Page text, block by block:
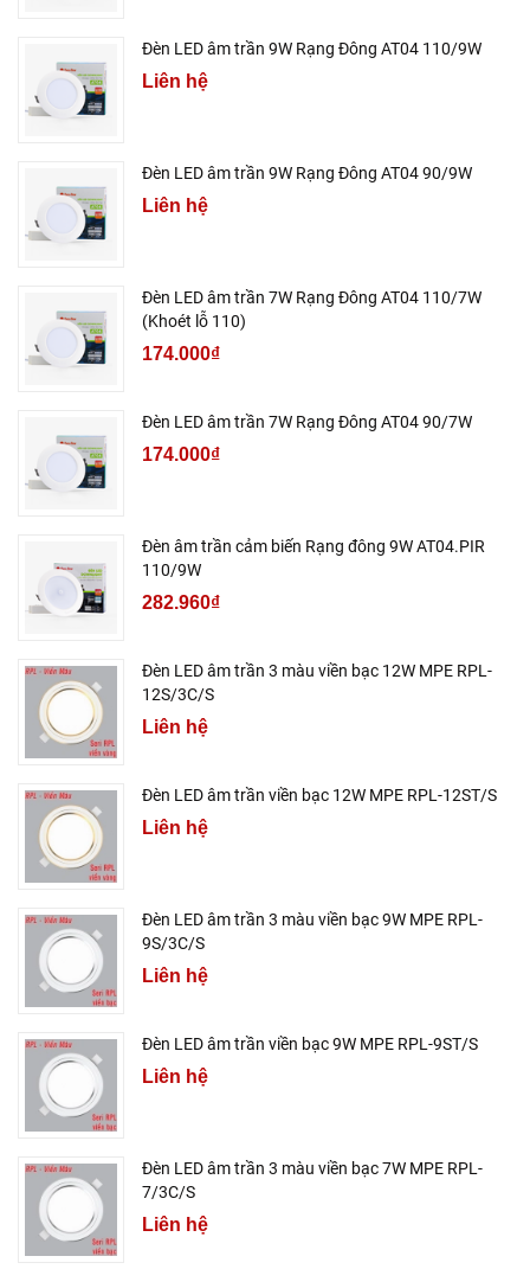
Đèn LED âm trần 9W Rạng Đông AT04 110/9W
Liên hệ
Đèn LED âm trần 9W Rạng Đông AT04 90/9W
Liên hệ
Đèn LED âm trần 7W Rạng Đông AT04 110/7W
(Khoét lỗ 110)
174.000₫
Đèn LED âm trần 7W Rạng Đông AT04 90/7W
174.000₫
Đèn âm trần cảm biến Rạng đông 9W AT04.PIR
110/9W
282.960₫
Đèn LED âm trần 3 màu viền bạc 12W MPE RPL-
12S/3C/S
Liên hệ
Đèn LED âm trần viền bạc 12W MPE RPL-12ST/S
Liên hệ
Đèn LED âm trần 3 màu viền bạc 9W MPE RPL-
9S/3C/S
Liên hệ
Đèn LED âm trần viền bạc 9W MPE RPL-9ST/S
Liên hệ
Đèn LED âm trần 3 màu viền bạc 7W MPE RPL-
7/3C/S
Liên hệ